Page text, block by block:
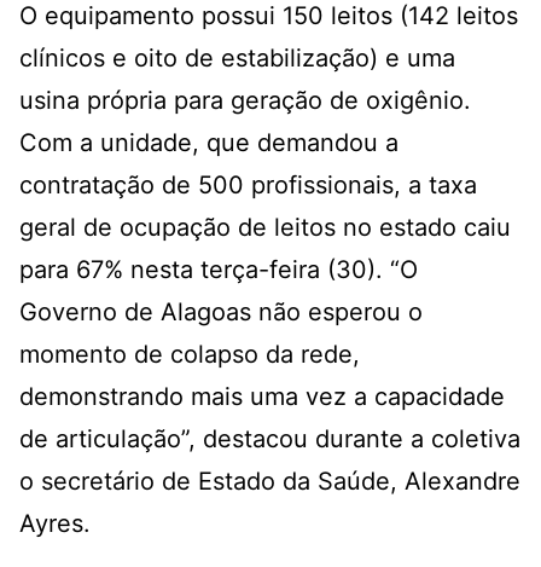
O equipamento possui 150 leitos (142 leitos
clínicos e oito de estabilização) e uma
usina própria para geração de oxigênio.
Com a unidade, que demandou a
contratação de 500 profissionais, a taxa
geral de ocupação de leitos no estado caiu
para 67% nesta terça-feira (30). “O
Governo de Alagoas não esperou o
momento de colapso da rede,
demonstrando mais uma vez a capacidade
de articulação”, destacou durante a coletiva
o secretário de Estado da Saúde, Alexandre
Ayres.